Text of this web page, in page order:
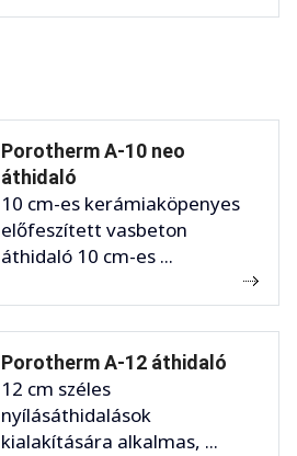
Porotherm A-10 neo
áthidaló
10 cm-es kerámiaköpenyes
előfeszített vasbeton
áthidaló 10 cm-es ...
Porotherm A-12 áthidaló
12 cm széles
nyílásáthidalások
kialakítására alkalmas, ...